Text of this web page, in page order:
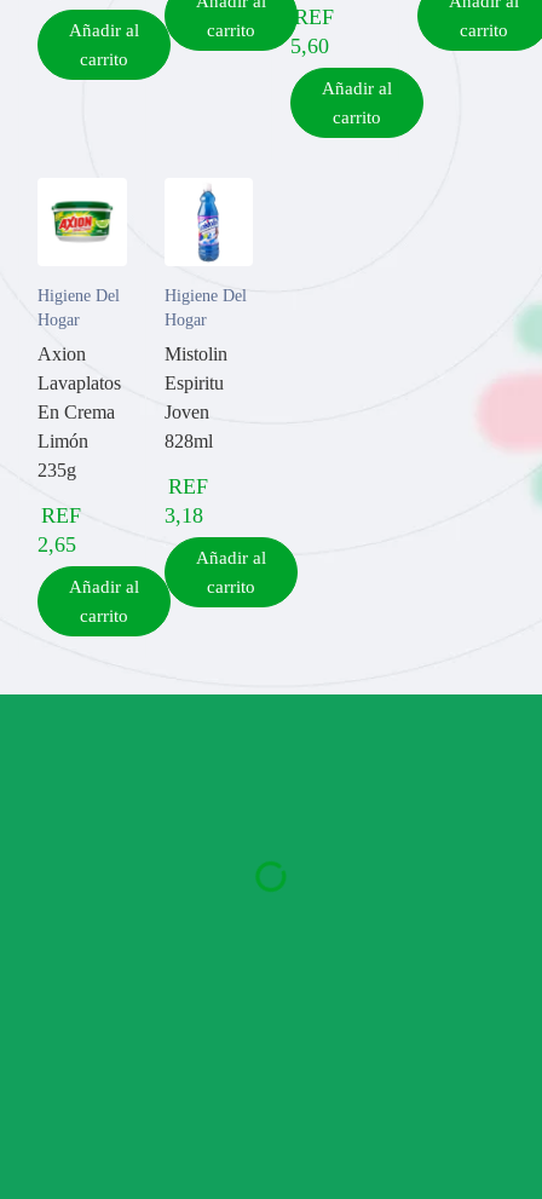
Añadir al
carrito
carrito
REF
5,60
Añadir al
carrito
carrito
Higiene Del
Hogar
Axion
Lavaplatos
En Crema
Limón
235g
REF
2,65
Añadir al
carrito
Higiene Del
Hogar
Mistolin
Espiritu
Joven
828ml
REF
3,18
Añadir al
carrito